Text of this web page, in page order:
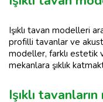
Işıklı tavan modelleri
profilli tavanlar ve
modeller, farklı estetik
mekanlara şıklık
Işıklı